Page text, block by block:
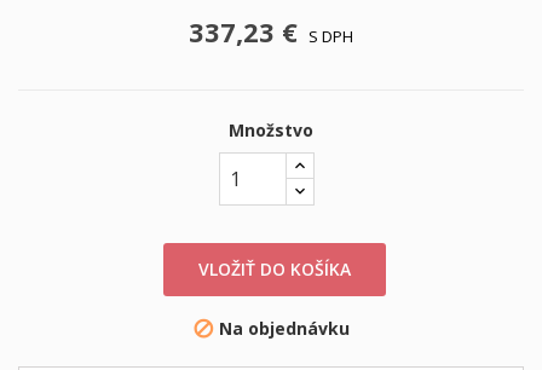
337,23 € S DPH
Množstvo
VLOŽIŤ DO KOŠÍKA
 Na objednávku